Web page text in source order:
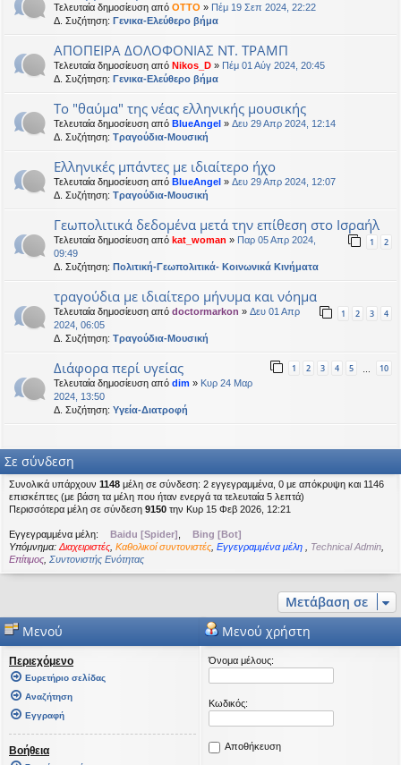
Τελευταία δημοσίευση από OTTO » Πέμ 19 Σεπ 2024, 22:22
Δ. Συζήτηση: Γενικα-Ελεύθερο βήμα
ΑΠΟΠΕΙΡΑ ΔΟΛΟΦΟΝΙΑΣ ΝΤ. ΤΡΑΜΠ
Τελευταία δημοσίευση από Nikos_D » Πέμ 01 Αύγ 2024, 20:45
Δ. Συζήτηση: Γενικα-Ελεύθερο βήμα
Το "θαύμα" της νέας ελληνικής μουσικής
Τελευταία δημοσίευση από BlueAngel » Δευ 29 Απρ 2024, 12:14
Δ. Συζήτηση: Τραγούδια-Μουσική
Ελληνικές μπάντες με ιδιαίτερο ήχο
Τελευταία δημοσίευση από BlueAngel » Δευ 29 Απρ 2024, 12:07
Δ. Συζήτηση: Τραγούδια-Μουσική
Γεωπολιτικά δεδομένα μετά την επίθεση στο Ισραήλ
1 2
Τελευταία δημοσίευση από kat_woman » Παρ 05 Απρ 2024,
09:49
Δ. Συζήτηση: Πολιτική-Γεωπολιτικά- Κοινωνικά Κινήματα
τραγούδια με ιδιαίτερο μήνυμα και νόημα
1 2 3 4
Τελευταία δημοσίευση από doctormarkon » Δευ 01 Απρ
2024, 06:05
Δ. Συζήτηση: Τραγούδια-Μουσική
Διάφορα περί υγείας 1 2 3 4 5 … 10
Τελευταία δημοσίευση από dim » Κυρ 24 Μαρ
2024, 13:50
Δ. Συζήτηση: Υγεία-Διατροφή
Σε σύνδεση
Συνολικά υπάρχουν 1148 μέλη σε σύνδεση: 2 εγγεγραμμένα, 0 με απόκρυψη και 1146
επισκέπτες (με βάση τα μέλη που ήταν ενεργά τα τελευταία 5 λεπτά)
Περισσότερα μέλη σε σύνδεση 9150 την Κυρ 15 Φεβ 2026, 12:21
Εγγεγραμμένα μέλη: Baidu [Spider]
Bing [Bot]
Υπόμνημα: Διαχειριστές Καθολικοί συντονιστές Εγγεγραμμένα μέλη Technical Admin
Επίτιμος Συντονιστής Ενότητας
Μετάβαση σε
Μενού
Περιεχόμενο
Ευρετήριο σελίδας
Αναζήτηση
Εγγραφή
Βοήθεια
Μενού χρήστη
Όνομα μέλους:
Κωδικός:
Αποθήκευση